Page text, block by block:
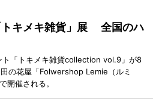
トキメキ雑貨」展 全国のハ
ト「トキメキ雑貨collection vol.9」が8
の花屋「Folwershop Lemie（ルミ
開催される。